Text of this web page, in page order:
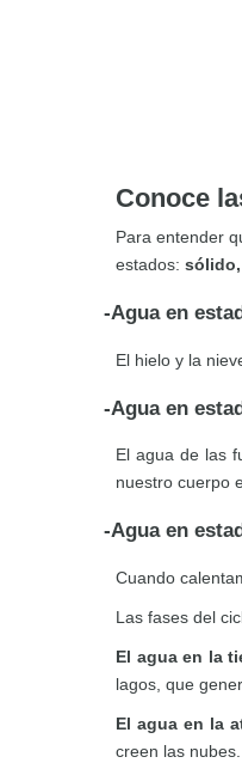
Conoce
Para entender
estados:
-Agua en
El hielo y la
-Agua en
El agua de las
nuestro cuerpo
-Agua en
Cuando
Las fases del
El agua en la
lagos, que
El agua en la
creen las nubes.